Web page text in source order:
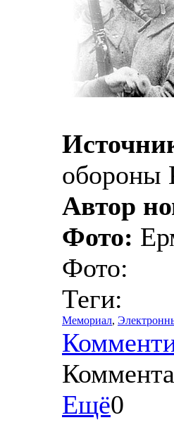
обороны
Автор
Фото:
Фото:
Теги:
Мемориал,
Ещё0